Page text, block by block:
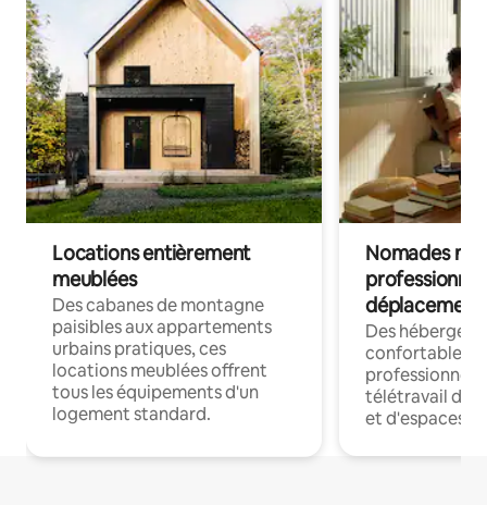
Locations entièrement
meublées
Des cabanes de montagne
paisibles aux appartements
urbains pratiques, ces
locations meublées offrent
tous les équipements d'un
logement standard.
Nomades
déplacement
Des
confortables
professionnels
télétravail
et d'espaces